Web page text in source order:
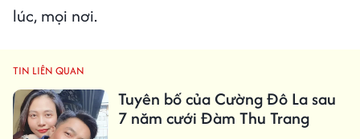
lúc, mọi nơi.
TIN LIÊN QUAN
Tuyên bố của Cường Đô La sau
7 năm cưới Đàm Thu Trang